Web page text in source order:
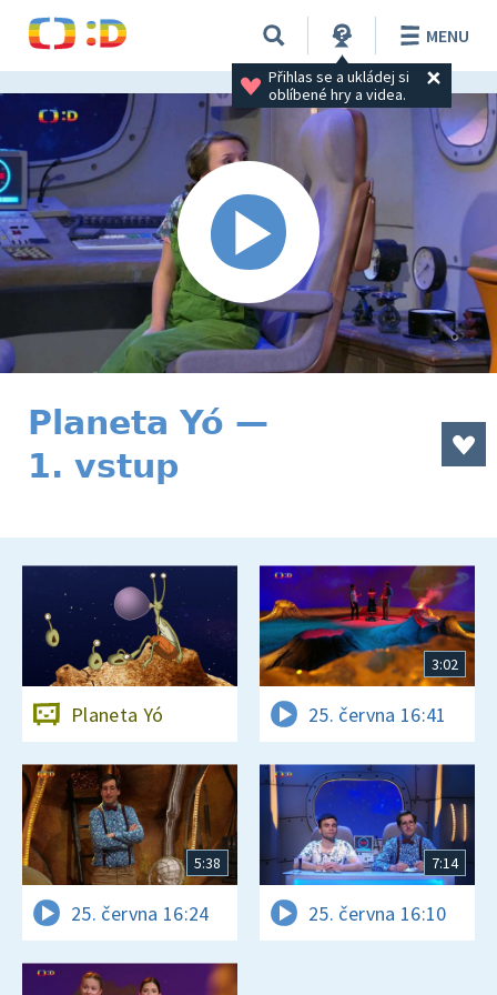
Přihlas se a ukládej si
oblíbené hry a videa.
MENU
Planeta Yó —
1. vstup
Planeta Yó
3:02
25. června 16:41
5:38
25. června 16:24
7:14
25. června 16:10